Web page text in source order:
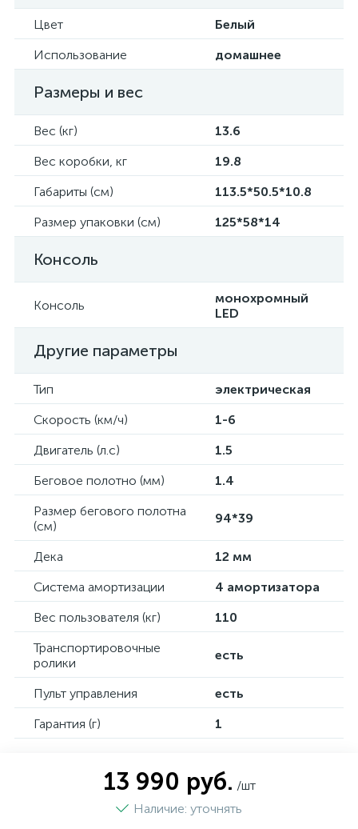
Цвет
Белый
Использование
домашнее
Размеры и вес
Вес (кг)
13.6
Вес коробки, кг
19.8
Габариты (см)
113.5*50.5*10.8
Размер упаковки (см)
125*58*14
Консоль
Консоль
монохромный
LED
Другие параметры
Тип
электрическая
Скорость (км/ч)
1-6
Двигатель (л.с)
1.5
Беговое полотно (мм)
1.4
Размер бегового полотна
(см)
94*39
Дека
12 мм
Система амортизации
4 амортизатора
Вес пользователя (кг)
110
Транспортировочные
ролики
есть
Пульт управления
есть
Гарантия (г)
1
13 990 руб. /шт
Наличие: уточнять